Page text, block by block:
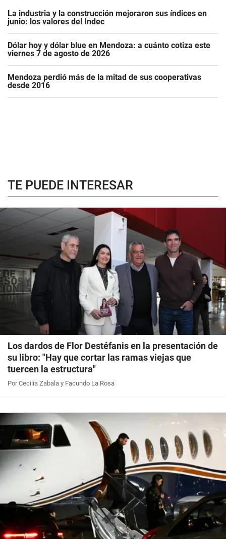
La industria y la construcción mejoraron sus índices en
junio: los valores del Indec
Dólar hoy y dólar blue en Mendoza: a cuánto cotiza este
viernes 7 de agosto de 2026
Mendoza perdió más de la mitad de sus cooperativas
desde 2016
TE PUEDE INTERESAR
Los dardos de Flor Destéfanis en la presentación de
su libro: "Hay que cortar las ramas viejas que
tuercen la estructura"
Por Cecilia Zabala y Facundo La Rosa